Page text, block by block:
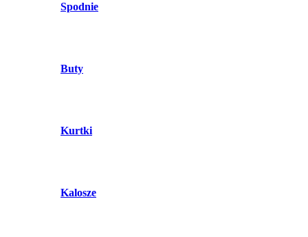
Spodnie
Buty
Kurtki
Kalosze